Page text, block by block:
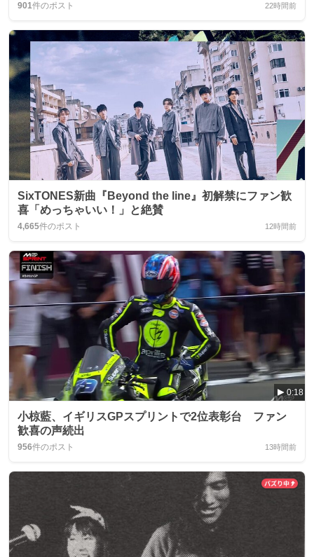
901件のポスト 22時間前
SixTONES新曲『Beyond the line』初解禁にファン歓
喜「めっちゃいい！」と絶賛
4,665件のポスト 12時間前
0:18
小椋藍、イギリスGPスプリントで2位表彰台 ファン
歓喜の声続出
956件のポスト 13時間前